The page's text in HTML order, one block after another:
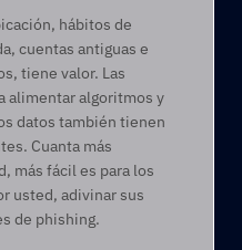
hábitos de
cuentas antiguas e
tiene valor. Las
alimentar algoritmos y
datos también tienen
Cuanta más
más fácil es para los
usted, adivinar sus
de phishing.